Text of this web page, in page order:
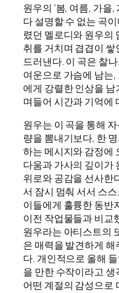
원우의 ‘봄, 여름, 가을,
다 설명할 수 없는 곡
렸던 멜로디와 원우의
취를 거치며 겹겹이
드러낸다. 이 곡은 찰
여운으로 가슴에 남는
에게 강렬한 인상을
며들어 시간과 기억에
원우는 이 곡을 통해
량을 뽐내기보다, 한
하는 메시지와 감정에
다움과 가사의 깊이가
위로와 공감을 선사한
서 잠시 멈춰 서서 스
이들에게 훌륭한 동반
이전 작업물들과 비교
원우라는 아티스트의
은 매력을 발견하게
다. 개인적으로 올해
을 만한 수작이라고
어떤 계절의 감성으로